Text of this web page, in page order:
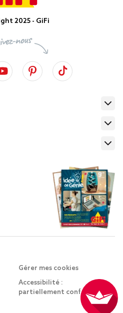
2025 - GiFi
Gérer mes cookies
Accessibilité :
partiellement conforme